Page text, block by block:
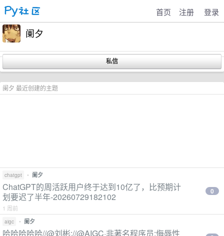
首页 注册 登录
阑夕
阑夕 最近创建的主题
chatgpt • 阑夕
ChatGPT的周活跃用户终于达到10亿了，比预期计
划要迟了半年-20260729182102
1 周前
0
aigc • 阑夕
哈哈哈哈哈//@刘彬://@AIGC·非著名程序员:侮辱性